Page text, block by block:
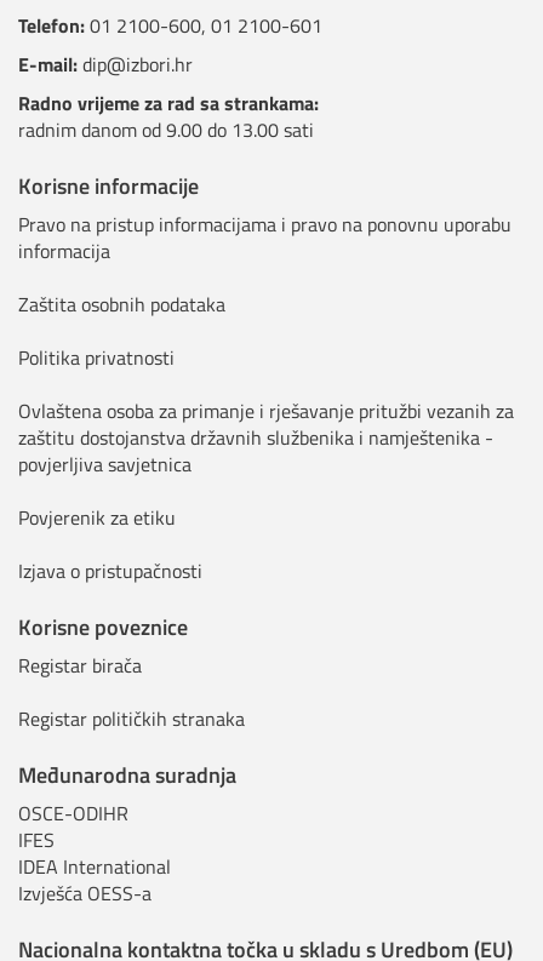
Telefon:01 2100-600, 01 2100-601
E-mail:dip@izbori.hr
Radno vrijeme za rad sa strankama:
radnim danom od 9.00 do 13.00 sati
Korisne informacije
Pravo na pristup informacijama i pravo na ponovnu uporabu
informacija
Zaštita osobnih podataka
Politika privatnosti
Ovlaštena osoba za primanje i rješavanje pritužbi vezanih za
zaštitu dostojanstva državnih službenika i namještenika -
povjerljiva savjetnica
Povjerenik za etiku
Izjava o pristupačnosti
Korisne poveznice
Registar birača
Registar političkih stranaka
Međunarodna suradnja
OSCE-ODIHR
IFES
IDEA International
Izvješća OESS-a
Nacionalna kontaktna točka u skladu s Uredbom (EU)